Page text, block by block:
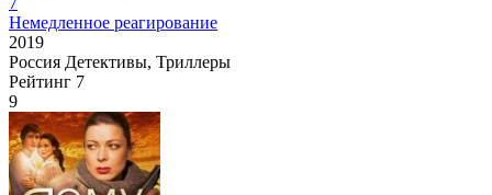
Немедленное реагирование
2019
Россия Детективы, Триллеры
Рейтинг 7
9